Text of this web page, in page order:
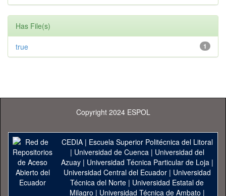
Has File(s)
1
true
Copyright 2024 ESPOL
CEDIA| Escuela Superior Politécnica del Litoral
| Universidad de Cuenca| Universidad del
Azuay| Universidad Técnica Particular de Loja|
Universidad Central del Ecuador| Universidad
Técnica del Norte | Universidad Estatal de
Milagro | Universidad Técnica de Ambato |